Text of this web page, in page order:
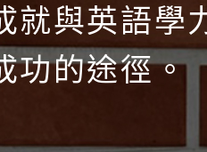
就與英語學
功的途徑。